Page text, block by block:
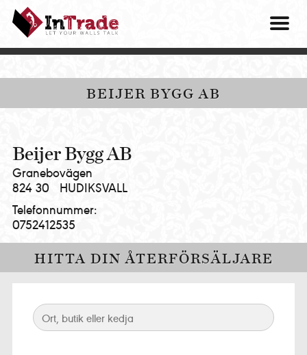
Intrade
ITG
AB
|
your
talk
BEIJER BYGG AB
Beijer Bygg AB
Granebovägen
824 30
HUDIKSVALL
Telefonnummer:
0752412535
HITTA DIN ÅTERFÖRSÄLJARE
OM
VÅRA
HITTA